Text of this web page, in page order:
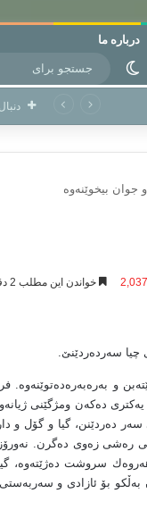
درباره ما
تغییر پوسته
2,037 خواندن این مطلب 2 دقیقه زمان میبرد
سه‌رده‌ردێنێ.
و به‌ره‌به‌ره‌ده‌توێنه‌وه‌.
یه‌كترى ده‌كه‌ن ومژگێنى
ده‌ردێنن، گیا و گۆل و
ره‌شى زه‌وى ده‌گرن. نه‌ورۆز
سروشت ده‌ژێته‌وه‌،
به‌ڵكو بۆ ئازادى و